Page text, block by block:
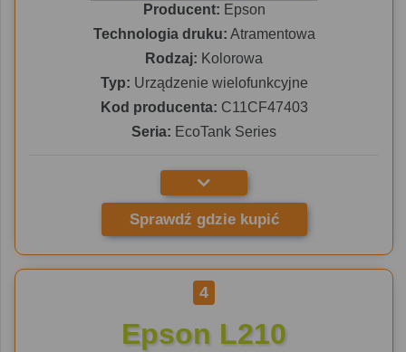
Producent: Epson
Technologia druku: Atramentowa
Rodzaj: Kolorowa
Typ: Urządzenie wielofunkcyjne
Kod producenta: C11CF47403
Seria: EcoTank Series
Sprawdź gdzie kupić
4
Epson L210